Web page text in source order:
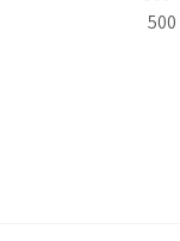
ש״ח - 29₪ | מעל 500